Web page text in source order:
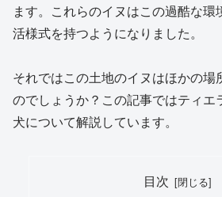
ます。これらのイヌはこの過酷な
活様式を持つようになりました。
それではこの土地のイヌはほかの場
のでしょうか？この記事ではティエ
犬について解説しています。
目次